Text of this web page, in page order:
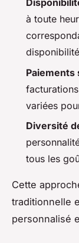
à toute
Paiements
variées
Diversité
tous les
Cette
traditionnelle
personnalisé